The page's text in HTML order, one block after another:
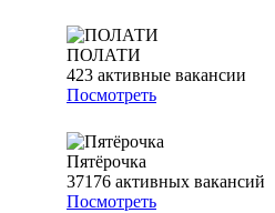
ПОЛАТИ
423 активные вакансии
Посмотреть
Пятёрочка
37176 активных вакансий
Посмотреть